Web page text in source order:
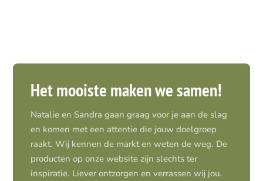
Het mooiste maken we samen!
Natalie en Sandra gaan graag voor je aan de slag
en komen met een attentie die jouw doelgroep
raakt. Wij kennen de markt en weten de weg. De
producten op onze website zijn slechts ter
inspiratie. Liever ontzorgen en verrassen wij jou.